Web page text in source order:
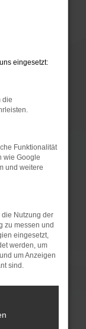
deine
einem
Stand
dazu
nicht mehr
versucht
eingesetzt:
die
Funktionalität
wie Google
und weitere
Nutzung der
zu messen und
eingesetzt,
werden, um
um Anzeigen
sind.